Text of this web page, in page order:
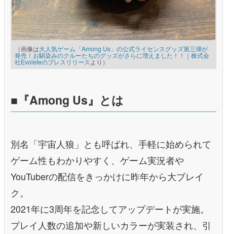
（画像は大人気ゲーム「Among Us」の公式ライセンスグッズ第三弾が
発売！お馴染みのクルーたちのグッズがさらに増えました！！｜株式会
社Evoleteのプレスリリースより）
■『Among Us』とは
別名「宇宙人狼」とも呼ばれ、手軽に始められて
ゲーム性もわかりやすく、ゲーム実況者や
YouTuberの配信をきっかけに昨年から大ブレイ
ク。
2021年に3周年を記念してアップデートが実施。
プレイ人数の追加や新しいカラーが実装され、引